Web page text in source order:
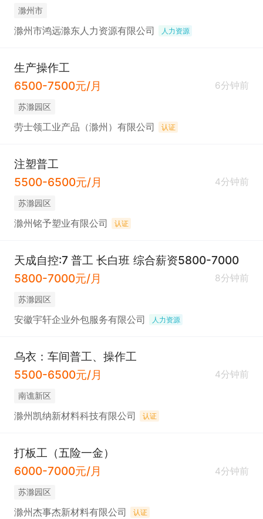
滁州市
滁州市鸿远滁东人力资源有限公司 人力资源
生产操作工
6500-7500元/月
6分钟前
苏滁园区
劳士领工业产品（滁州）有限公司 认证
注塑普工
5500-6500元/月
4分钟前
苏滁园区
滁州铭予塑业有限公司 认证
天成自控:7 普工 长白班 综合薪资5800-7000
5800-7000元/月
8分钟前
苏滁园区
安徽宇轩企业外包服务有限公司 人力资源
乌衣：车间普工、操作工
5500-6500元/月
4分钟前
南谯新区
滁州凯纳新材料科技有限公司 认证
打板工（五险一金）
6000-7000元/月
4分钟前
苏滁园区
滁州杰事杰新材料有限公司 认证